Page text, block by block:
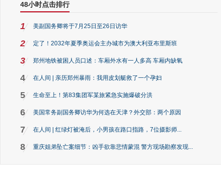
48小时点击排行
1 美副国务卿将于7月25日至26日访华
2 定了！2032年夏季奥运会主办城市为澳大利亚布里斯班
3 郑州地铁被困人员口述：车厢外水有一人多高 车厢内缺氧
4 在人间 | 亲历郑州暴雨：我用皮划艇救了一个孕妇
5 生命至上！第83集团军某旅紧急实施爆破分洪
6 美国常务副国务卿访华为何选在天津？外交部：两个原因
7 在人间 | 红绿灯被淹后，小男孩在路口指路，7位摄影师...
8 重庆姐弟坠亡案细节：凶手欲靠悲情蒙混 警方现场勘察发现...